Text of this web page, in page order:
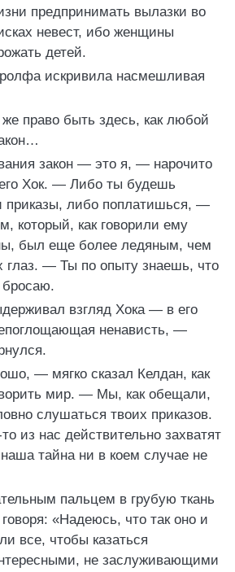
предпринимать вылазки во
невест, ибо женщины
детей.
искривила насмешливая
право быть здесь, как любой
закон — это я, — нарочито
Хок. — Либо ты будешь
приказы, либо поплатишься, —
который, как говорили ему
был еще более ледяным, чем
глаз. — Ты по опыту знаешь, что
бросаю.
взгляд Хока — в его
ненависть, —
— мягко сказал Келдан, как
мир. — Мы, как обещали,
слушаться твоих приказов.
из нас действительно захватят
тайна ни в коем случае не
пальцем в грубую ткань
«Надеюсь, что так оно и
все, чтобы казаться
не заслуживающими